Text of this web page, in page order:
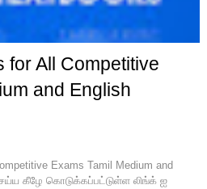
for All Competitive
and English
Exams Tamil Medium and
கீழே கொடுக்கப்பட்டுள்ள லிங்க் ஐ